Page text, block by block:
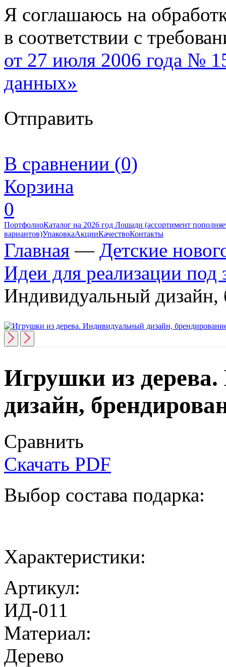
Я соглашаюсь на
в соответствии с
от 27 июля 2006 года №
данных»
Отправить
В сравнении (0)
Корзина
0
ПортфолиоКаталог на 2026 год Лошади (ассортимент
вариантов)УпаковкаАкцииКачествоКонтакты
Главная — Детские
Идеи для реализации под
Индивидуальный дизайн,
Игрушки из
дизайн,
Сравнить
Скачать PDF
Выбор состава подарка:
Характеристики:
Артикул:
ИД-011
Материал:
Дерево